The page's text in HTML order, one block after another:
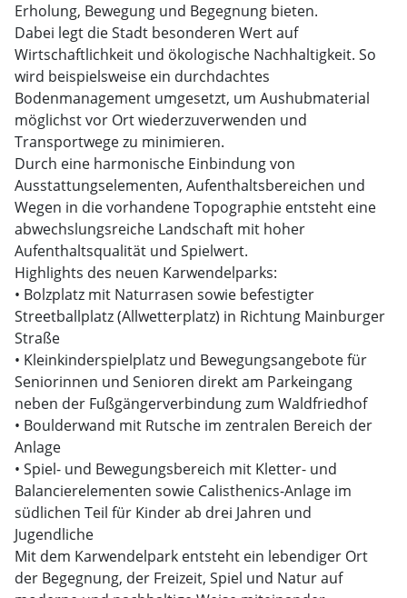
Erholung, Bewegung und Begegnung bieten.
Dabei legt die Stadt besonderen Wert auf
Wirtschaftlichkeit und ökologische Nachhaltigkeit. So
wird beispielsweise ein durchdachtes
Bodenmanagement umgesetzt, um Aushubmaterial
möglichst vor Ort wiederzuverwenden und
Transportwege zu minimieren.
Durch eine harmonische Einbindung von
Ausstattungselementen, Aufenthaltsbereichen und
Wegen in die vorhandene Topographie entsteht eine
abwechslungsreiche Landschaft mit hoher
Aufenthaltsqualität und Spielwert.
Highlights des neuen Karwendelparks:
• Bolzplatz mit Naturrasen sowie befestigter
Streetballplatz (Allwetterplatz) in Richtung Mainburger
Straße
• Kleinkinderspielplatz und Bewegungsangebote für
Seniorinnen und Senioren direkt am Parkeingang
neben der Fußgängerverbindung zum Waldfriedhof
• Boulderwand mit Rutsche im zentralen Bereich der
Anlage
• Spiel- und Bewegungsbereich mit Kletter- und
Balancierelementen sowie Calisthenics-Anlage im
südlichen Teil für Kinder ab drei Jahren und
Jugendliche
Mit dem Karwendelpark entsteht ein lebendiger Ort
der Begegnung, der Freizeit, Spiel und Natur auf